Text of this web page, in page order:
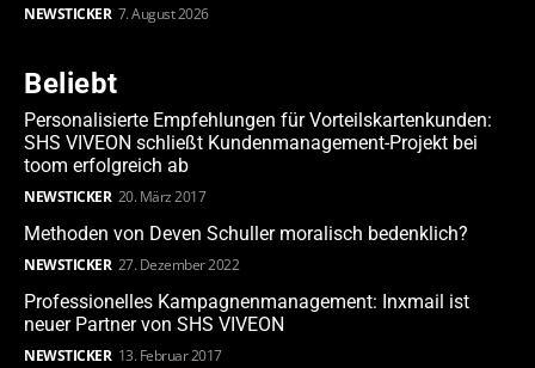
NEWSTICKER 7. August 2026
Beliebt
Personalisierte Empfehlungen für Vorteilskartenkunden:
SHS VIVEON schließt Kundenmanagement-Projekt bei
toom erfolgreich ab
NEWSTICKER 20. März 2017
Methoden von Deven Schuller moralisch bedenklich?
NEWSTICKER 27. Dezember 2022
Professionelles Kampagnenmanagement: Inxmail ist
neuer Partner von SHS VIVEON
NEWSTICKER 13. Februar 2017